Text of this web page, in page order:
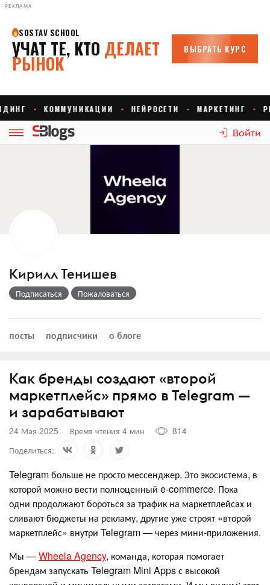
РЕКЛАМА
Войти
Кирилл Тенишев
Подписаться Пожаловаться
посты подписчики о блоге
Как бренды создают «второй
маркетплейс» прямо в Telegram —
и зарабатывают
24 Мая 2025 Время чтения 4 мин
814
Поделиться:
Telegram больше не просто мессенджер. Это экосистема, в
которой можно вести полноценный e-commerce. Пока
одни продолжают бороться за трафик на маркетплейсах и
сливают бюджеты на рекламу, другие уже строят «второй
маркетплейс» внутри Telegram — через мини-приложения.
Мы —Wheela Agency, команда, которая помогает
брендам запускать Telegram Mini Apps с высокой